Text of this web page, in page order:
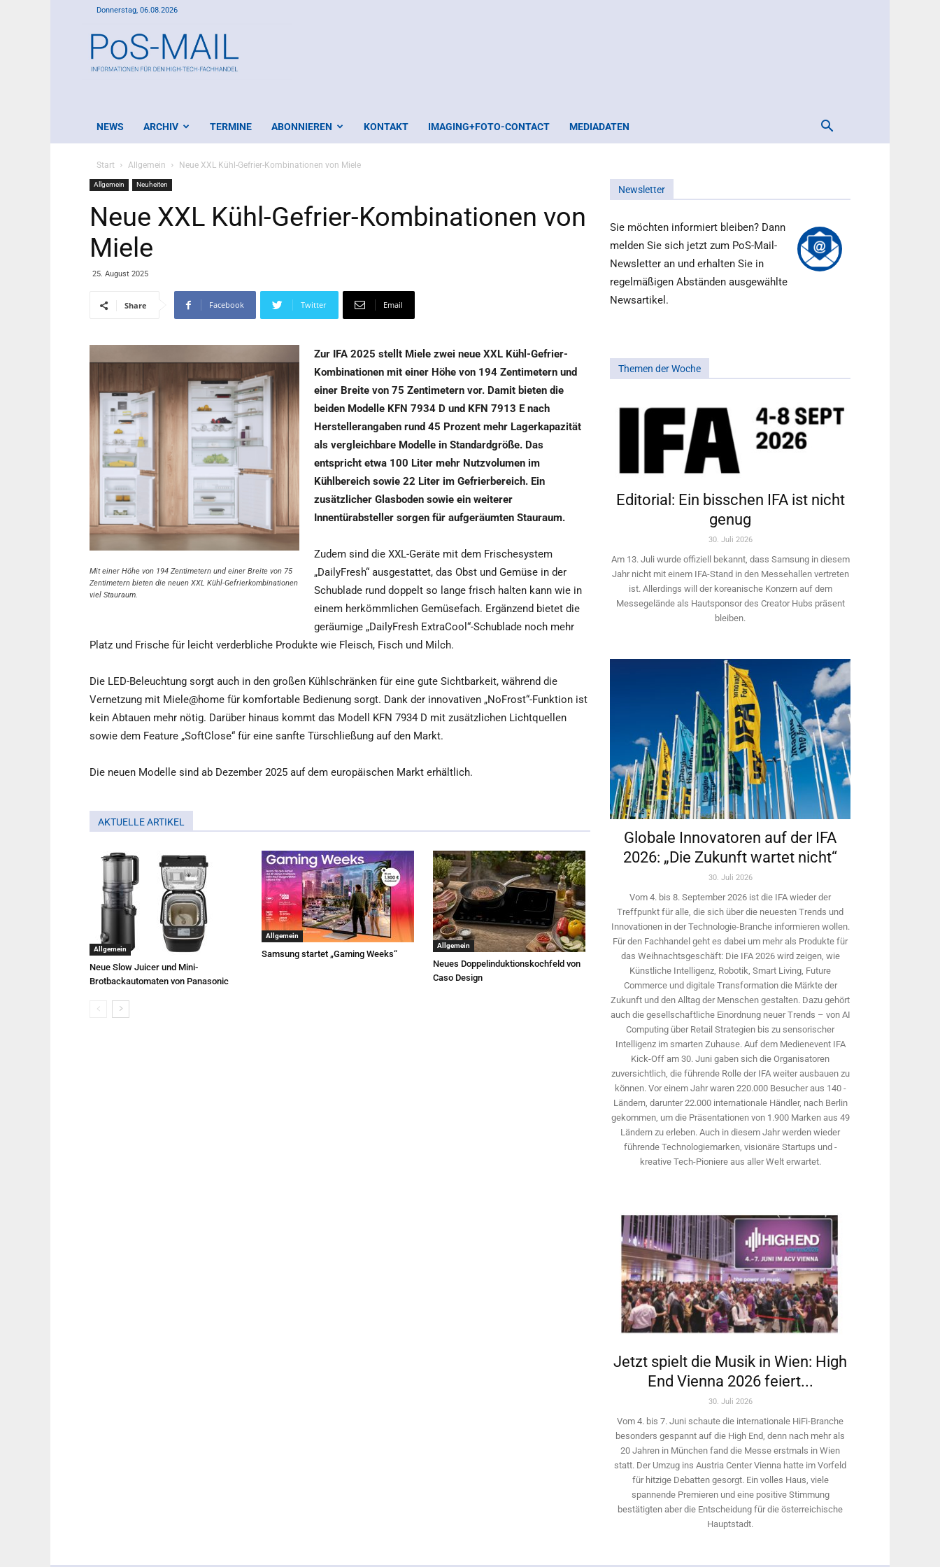
Donnerstag, 06.08.2026
Mail
NEWS ARCHIV TERMINE ABONNIEREN KONTAKT IMAGING+FOTO-CONTACT MEDIADATEN
Start Allgemein Neue XXL Kühl-Gefrier-Kombinationen von Miele
Allgemein Neuheiten
Neue XXL Kühl-Gefrier-Kombinationen von
Miele
25. August 2025
Share Facebook Twitter Email
Mit einer Höhe von 194 Zentimetern und einer Breite von 75
Zentimetern bieten die neuen XXL Kühl-Gefrierkombinationen
viel Stauraum.
Zur IFA 2025 stellt Miele zwei neue XXL Kühl-Gefrier-
Kombinationen mit einer Höhe von 194 Zentimetern und
einer Breite von 75 Zentimetern vor. Damit bieten die
beiden Modelle KFN 7934 D und KFN 7913 E nach
Herstellerangaben rund 45 Prozent mehr Lagerkapazität
als vergleichbare Modelle in Standardgröße. Das
entspricht etwa 100 Liter mehr Nutzvolumen im
Kühlbereich sowie 22 Liter im Gefrierbereich. Ein
zusätzlicher Glasboden sowie ein weiterer
Innentürabsteller sorgen für aufgeräumten Stauraum.
Zudem sind die XXL-Geräte mit dem Frischesystem
„DailyFresh“ ausgestattet, das Obst und Gemüse in der
Schublade rund doppelt so lange frisch halten kann wie in
einem herkömmlichen Gemüsefach. Ergänzend bietet die
geräumige „DailyFresh ExtraCool“-Schublade noch mehr
Platz und Frische für leicht verderbliche Produkte wie Fleisch, Fisch und Milch.
Die LED-Beleuchtung sorgt auch in den großen Kühlschränken für eine gute Sichtbarkeit, während die
Vernetzung mit Miele@home für komfortable Bedienung sorgt. Dank der innovativen „NoFrost“-Funktion ist
kein Abtauen mehr nötig. Darüber hinaus kommt das Modell KFN 7934 D mit zusätzlichen Lichtquellen
sowie dem Feature „SoftClose“ für eine sanfte Türschließung auf den Markt.
Die neuen Modelle sind ab Dezember 2025 auf dem europäischen Markt erhältlich.
AKTUELLE ARTIKEL
Allgemein
Neue Slow Juicer und Mini-
Brotbackautomaten von Panasonic
Allgemein
Samsung startet „Gaming Weeks“
Allgemein
Neues Doppelinduktionskochfeld von
Caso Design
Newsletter
Sie möchten informiert bleiben? Dann
melden Sie sich jetzt zum PoS-Mail-
Newsletter an und erhalten Sie in
regelmäßigen Abständen ausgewählte
Newsartikel.
Themen der Woche
Editorial: Ein bisschen IFA ist nicht
genug
30. Juli 2026
Am 13. Juli wurde offiziell bekannt, dass Samsung in diesem
Jahr nicht mit einem IFA-Stand in den Messehallen vertreten
ist. Allerdings will ­der koreanische Konzern auf dem
Messegelände als Hautsponsor des Creator Hubs präsent
bleiben.
Globale Innovatoren auf der IFA
2026: „Die Zukunft wartet nicht“
30. Juli 2026
Vom 4. bis 8. September 2026 ist die IFA wieder der
Treffpunkt für alle, die sich über die neuesten Trends und
Innovationen in der Technologie-­Branche informieren wollen.
Für den Fachhandel geht es dabei um mehr als Produkte für
das Weihnachtsgeschäft: Die IFA 2026 wird ­zeigen, wie
Künstliche Intelligenz, Robotik, Smart Living, Future
Commerce und digitale Trans­formation die Märkte der
Zukunft und den Alltag der Menschen gestalten. Dazu gehört
auch die gesellschaftliche Einordnung neuer Trends – von AI
Computing über Retail Strategien bis zu sensorischer
Intelligenz im smarten Zuhause. Auf dem Medien­event IFA
Kick-Off am 30. Juni gaben sich die Organisatoren
zuversichtlich, die führende Rolle der IFA weiter ausbauen zu
können. Vor einem Jahr ­waren 220.000 Besucher aus 140 ­
Ländern, ­darunter 22.000 internationale Händler, nach Berlin
gekommen, um die Präsen­tationen von 1.900 Marken aus 49
Ländern zu erleben. Auch in diesem Jahr werden wieder
führende Technologiemarken, visionäre Startups und ­
kreative Tech-Pioniere aus aller Welt erwartet.
Jetzt spielt die Musik in Wien: High
End Vienna 2026 feiert...
30. Juli 2026
Vom 4. bis 7. Juni schaute die internationale HiFi-Branche
besonders gespannt auf die High End, denn nach mehr als
20 Jahren in München fand die Messe erstmals in Wien
statt. Der Umzug ins Austria Center Vienna hatte im Vorfeld
für hitzige Debatten gesorgt. Ein volles Haus, viele
spannende Premieren und eine positive Stimmung
bestätigten aber die Entscheidung für die österreichische
Hauptstadt.